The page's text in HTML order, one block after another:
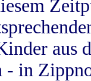
aus
- in